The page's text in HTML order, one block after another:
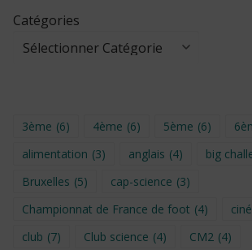
Catégories
3ème (6) 4ème (6) 5ème (6)
alimentation (3) anglais (4) big
Bruxelles (5) cap-science (3)
Championnat de France de foot (4)
club (7) Club science (4) CM2 (4)